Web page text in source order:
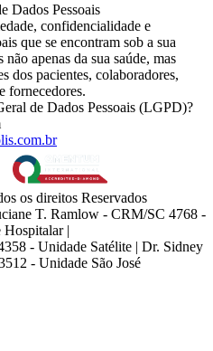
Dados Pessoais
confidencialidade e
que se encontram sob a sua
apenas da sua saúde, mas
dos pacientes, colaboradores,
fornecedores.
de Dados Pessoais (LGPD)?
os direitos Reservados
T. Ramlow - CRM/SC 4768 -
Hospitalar |
- Unidade Satélite | Dr. Sidney
- Unidade São José